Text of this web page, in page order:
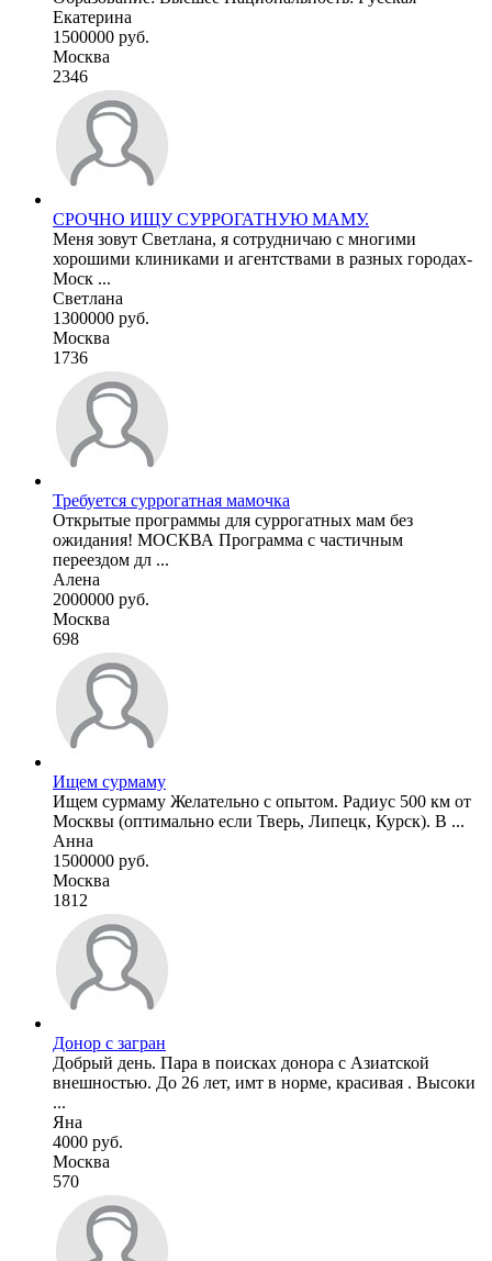
Екатерина
1500000 руб.
Москва
2346
СРОЧНО ИЩУ СУРРОГАТНУЮ МАМУ.
Меня зовут Светлана, я сотрудничаю с многими
хорошими клиниками и агентствами в разных городах-
Моск ...
Светлана
1300000 руб.
Москва
1736
Требуется суррогатная мамочка
Открытые программы для суррогатных мам без
ожидания! МОСКВА Программа с частичным
переездом дл ...
Алена
2000000 руб.
Москва
698
Ищем сурмаму
Ищем сурмаму Желательно с опытом. Радиус 500 км от
Москвы (оптимально если Тверь, Липецк, Курск). В ...
Анна
1500000 руб.
Москва
1812
Донор с загран
Добрый день. Пара в поисках донора с Азиатской
внешностью. До 26 лет, имт в норме, красивая . Высоки
...
Яна
4000 руб.
Москва
570